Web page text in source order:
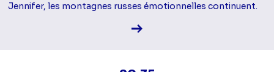
Jennifer, les montagnes russes émotionnelles continuent.
Voir la fiche diffusion